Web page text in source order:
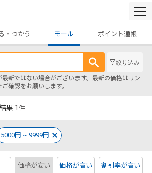
・つかう モール ポイント通帳
絞り込み
新ではない場合がございます。最新の価格はリン
確認をお願いします。
果 1 件
5000円 ~ 9999円
価格が安い 価格が高い 割引率が高い